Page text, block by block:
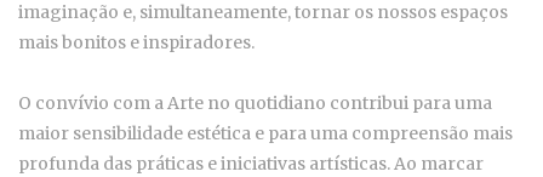
imaginação e, simultaneamente, tornar os nossos espaços
mais bonitos e inspiradores.
O convívio com a Arte no quotidiano contribui para uma
maior sensibilidade estética e para uma compreensão mais
profunda das práticas e iniciativas artísticas. Ao marcar